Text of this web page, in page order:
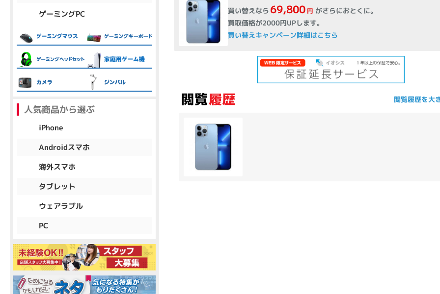
買い替えなら 69,800 円 がさらにおとくに。
買取価格が2000円UPします。
買い替えキャンペーン詳細はこちら
閲覧履歴を大
ゲーミングPC
人気商品から選ぶ
iPhone
Androidスマホ
海外スマホ
タブレット
ウェアラブル
PC
円 ～ 年
各項目のチェックボックスは「or検索」となります。